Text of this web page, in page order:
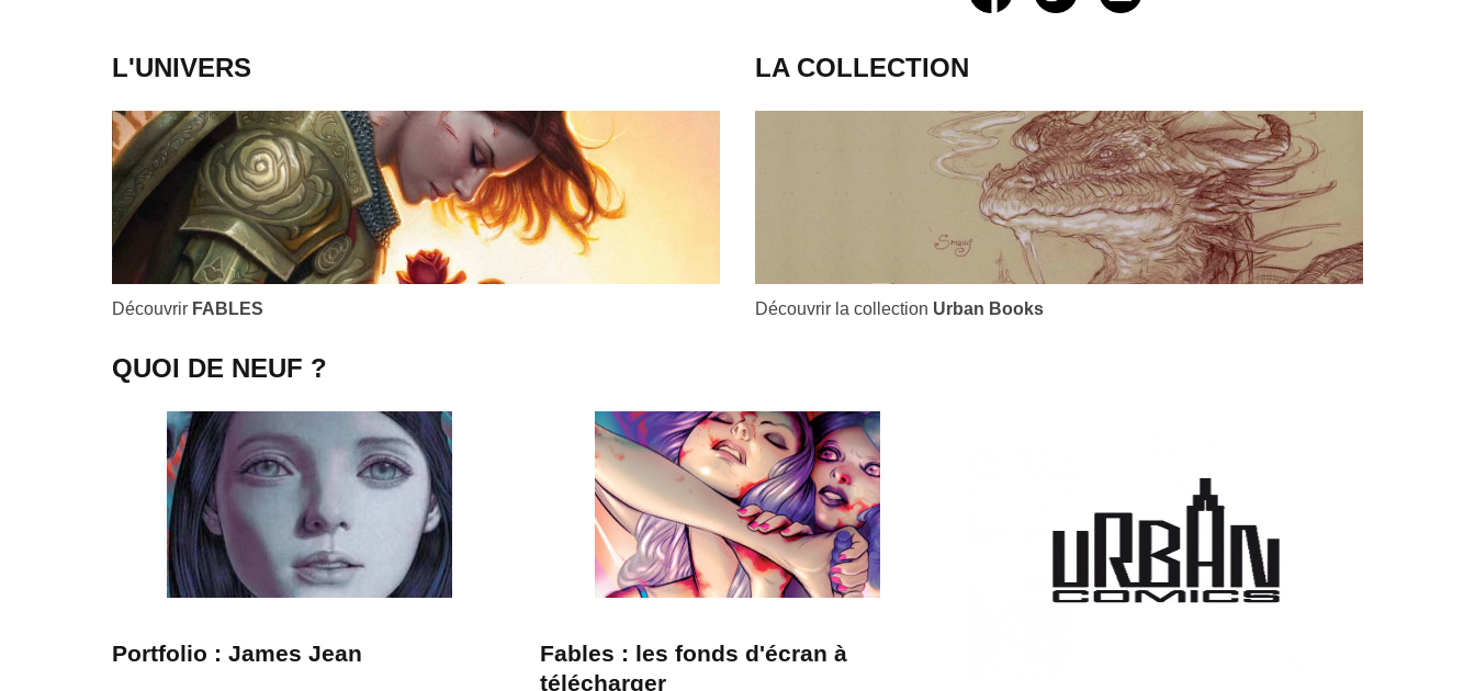
L'UNIVERS
Découvrir FABLES
LA COLLECTION
Découvrir la collection Urban Books
QUOI DE NEUF ?
Portfolio : James Jean
Fables : les fonds d'écran à
télécharger